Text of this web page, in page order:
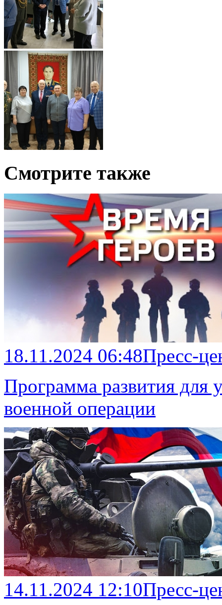
Смотрите также
18.11.2024 06:48Пресс-
Программа развития для
военной операции
14.11.2024 12:10Пресс-